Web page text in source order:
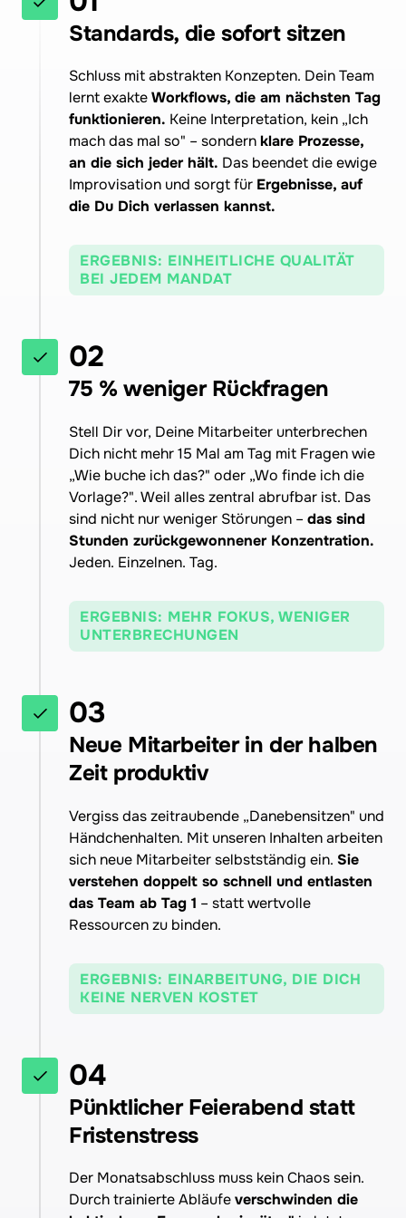
Standards, die sofort sitzen
Schluss mit abstrakten Konzepten. Dein Team
lernt exakte Workflows, die am nächsten Tag
funktionieren. Keine Interpretation, kein „Ich
mach das mal so" – sondern klare Prozesse,
an die sich jeder hält. Das beendet die ewige
Improvisation und sorgt für Ergebnisse, auf
die Du Dich verlassen kannst.
ERGEBNIS: EINHEITLICHE QUALITÄT
BEI JEDEM MANDAT
02
75 % weniger Rückfragen
Stell Dir vor, Deine Mitarbeiter unterbrechen
Dich nicht mehr 15 Mal am Tag mit Fragen wie
„Wie buche ich das?" oder „Wo finde ich die
Vorlage?". Weil alles zentral abrufbar ist. Das
sind nicht nur weniger Störungen – das sind
Jeden. Einzelnen. Tag.
ERGEBNIS: MEHR FOKUS, WENIGER
UNTERBRECHUNGEN
03
Neue Mitarbeiter in der halben
Zeit produktiv
Vergiss das zeitraubende „Danebensitzen" und
Händchenhalten. Mit unseren Inhalten arbeiten
sich neue Mitarbeiter selbstständig ein. Sie
verstehen doppelt so schnell und entlasten
das Team ab Tag 1 – statt wertvolle
Ressourcen zu binden.
ERGEBNIS: EINARBEITUNG, DIE DICH
KEINE NERVEN KOSTET
04
Pünktlicher Feierabend statt
Fristenstress
Der Monatsabschluss muss kein Chaos sein.
Durch trainierte Abläufe verschwinden die